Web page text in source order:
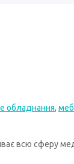
обладнання,
всю сферу